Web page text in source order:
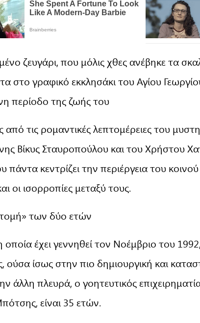
ζευγάρι, που μόλις χθες ανέβηκε τα
στο γραφικό εκκλησάκι του Αγίου
περίοδο της ζωής του
τις ρομαντικές λεπτομέρειες του
Βίκυς Σταυροπούλου και του Χρήστου
πάντα κεντρίζει την περιέργεια του
οι ισορροπίες μεταξύ τους.
των δύο ετών
έχει γεννηθεί τον Νοέμβριο του
ούσα ίσως στην πιο δημιουργική και
άλλη πλευρά, ο γοητευτικός
είναι 35 ετών.